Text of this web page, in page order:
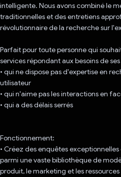
intelligente. Nous avons combiné le
traditionnelles et des entretiens
révolutionnaire de la recherche sur
Parfait pour toute personne qui
services répondant aux besoins de
• qui ne dispose pas d'expertise en
utilisateur
• qui n'aime pas les interactions en
• qui a des délais serrés
Fonctionnement:
• Créez des enquêtes
parmi une vaste bibliothèque de
produit, le marketing et les